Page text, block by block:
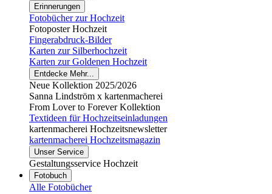
Erinnerungen
Fotobücher zur Hochzeit
Fotoposter Hochzeit
Fingerabdruck-Bilder
Karten zur Silberhochzeit
Karten zur Goldenen Hochzeit
Entdecke Mehr...
Neue Kollektion 2025/2026
Sanna Lindström x kartenmacherei
From Lover to Forever Kollektion
Textideen für Hochzeitseinladungen
kartenmacherei Hochzeitsnewsletter
kartenmacherei Hochzeitsmagazin
Unser Service
Gestaltungsservice Hochzeit
Fotobuch
Alle Fotobücher